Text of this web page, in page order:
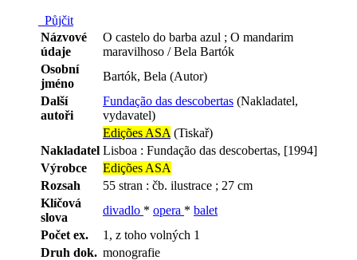
Půjčit
Názvové
údaje
O castelo do barba azul ; O mandarim
maravilhoso / Bela Bartók
Osobní
jméno
Bartók, Bela (Autor)
Další
autoři
Fundação das descobertas (Nakladatel,
vydavatel)
Edições ASA (Tiskař)
Nakladatel Lisboa : Fundação das descobertas, [1994]
Výrobce
Edições ASA
Rozsah
55 stran : čb. ilustrace ; 27 cm
Klíčová
slova
divadlo * opera * balet
Počet ex.
1, z toho volných 1
Druh dok. monografie